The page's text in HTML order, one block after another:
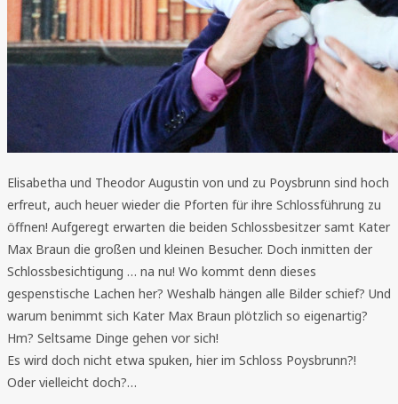
Elisabetha und Theodor Augustin von und zu Poysbrunn sind hoch
erfreut, auch heuer wieder die Pforten für ihre Schlossführung zu
öffnen! Aufgeregt erwarten die beiden Schlossbesitzer samt Kater
Max Braun die großen und kleinen Besucher. Doch inmitten der
Schlossbesichtigung … na nu! Wo kommt denn dieses
gespenstische Lachen her? Weshalb hängen alle Bilder schief? Und
warum benimmt sich Kater Max Braun plötzlich so eigenartig?
Hm? Seltsame Dinge gehen vor sich!
Es wird doch nicht etwa spuken, hier im Schloss Poysbrunn?!
Oder vielleicht doch?…